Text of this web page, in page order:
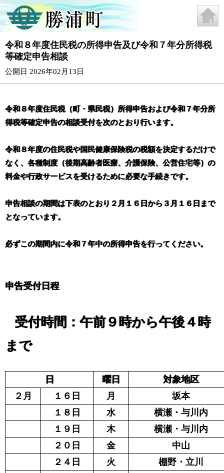
令和８年度住民税の所得申告及び令和７年分所得税
等確定申告相談
公開日 2026年02月13日
令和８年度住民税（町・県民税）所得申告および令和７年分所
得税等確定申告の相談受付を次のとおり行います。
令和８年度の住民税や国民健康保険税の税額を決定するだけで
なく、各種制度（後期高齢者医療、介護保険、公営住宅等）の
料金や行政サービスを受けるために必要な手続きです。
申告相談の期間は下表のとおり２月１６日から３月１６日まで
となっています。
必ずこの期間内に令和７年中の所得申告を行ってください。
申告受付日程
受付時間：午前９時から午後４時
まで
日 曜日
対象地区
２月
１６日 月
坂本
１８日
水
横瀬・与川内
１９日
木
横瀬・与川内
２０日
金
中山
２４日
火
棚野・立川